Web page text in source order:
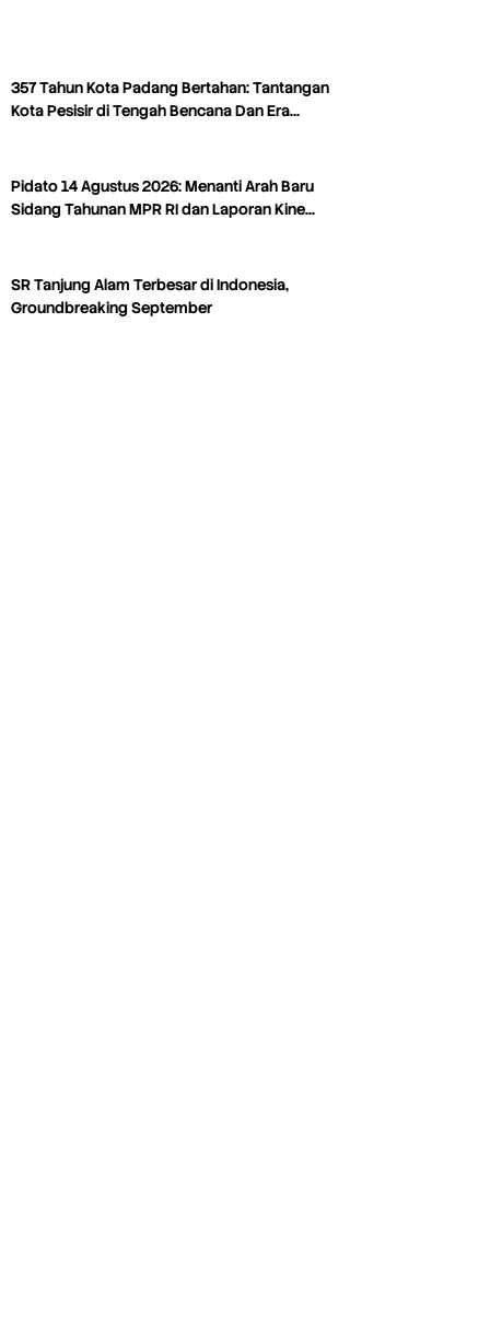
357 Tahun Kota Padang Bertahan: Tantangan
Kota Pesisir di Tengah Bencana Dan Era…
Pidato 14 Agustus 2026: Menanti Arah Baru
Sidang Tahunan MPR RI dan Laporan Kine…
SR Tanjung Alam Terbesar di Indonesia,
Groundbreaking September